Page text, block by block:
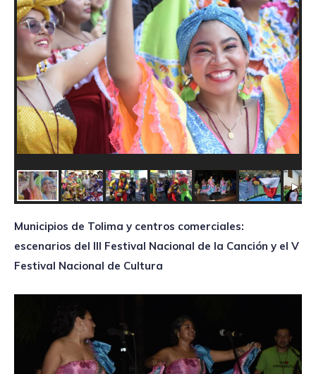
Municipios de Tolima y centros comerciales:
escenarios del III Festival Nacional de la Canción y el V
Festival Nacional de Cultura